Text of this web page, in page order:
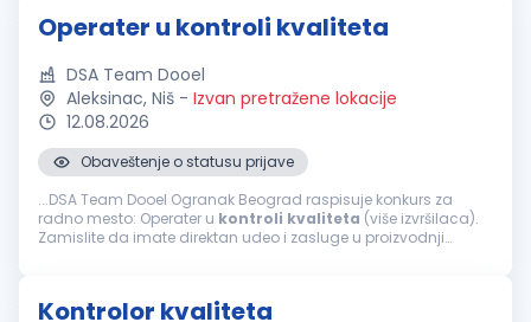
Operater u kontroli kvaliteta
DSA Team Dooel
Aleksinac, Niš - Izvan pretražene lokacije
12.08.2026
Obaveštenje o statusu prijave
...DSA Team Dooel Ogranak Beograd raspisuje konkurs za
radno mesto: Operater u kontroli kvaliteta (više izvršilaca).
Zamislite da imate direktan udeo i zasluge u proizvodnji
Kontrolor kvaliteta